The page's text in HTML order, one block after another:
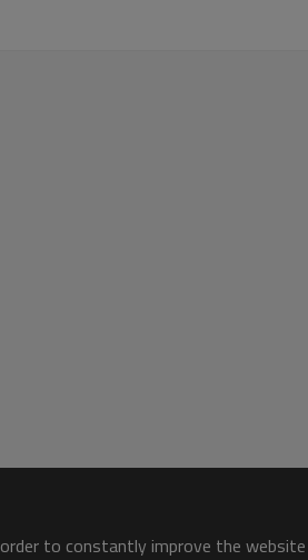
to constantly improve the